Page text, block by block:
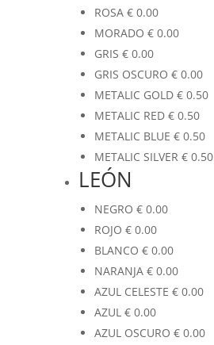
ROSA €0.00
MORADO €0.00
GRIS €0.00
GRIS OSCURO €0.00
METALIC GOLD €0.50
METALIC RED €0.50
METALIC BLUE €0.50
METALIC SILVER €0.50
LEÓN
NEGRO €0.00
ROJO €0.00
BLANCO €0.00
NARANJA €0.00
AZUL CELESTE €0.00
AZUL €0.00
AZUL OSCURO €0.00